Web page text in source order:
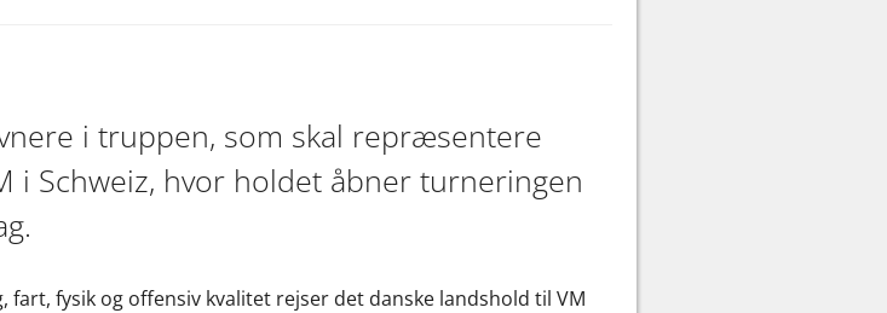
i truppen, som skal repræsentere
i Schweiz, hvor holdet åbner turneringen
fysik og offensiv kvalitet rejser det danske landshold til VM